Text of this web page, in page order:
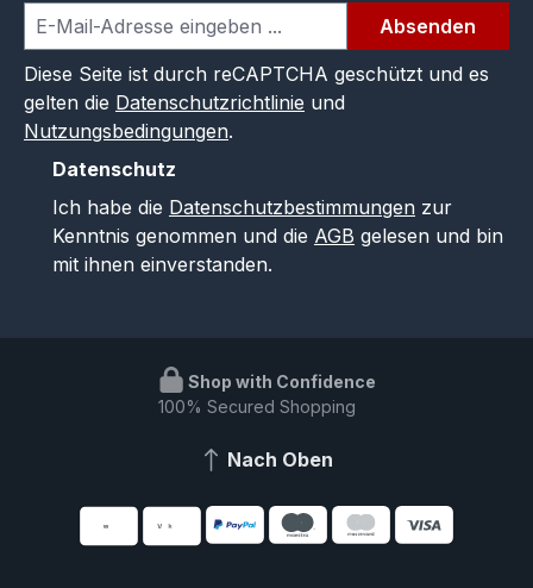
Absenden
Diese Seite ist durch reCAPTCHA geschützt und es
gelten die Datenschutzrichtlinie und
Nutzungsbedingungen.
Datenschutz
Ich habe die Datenschutzbestimmungen zur
Kenntnis genommen und die AGB gelesen und bin
mit ihnen einverstanden.
Shop with Confidence
100% Secured Shopping
Nach Oben